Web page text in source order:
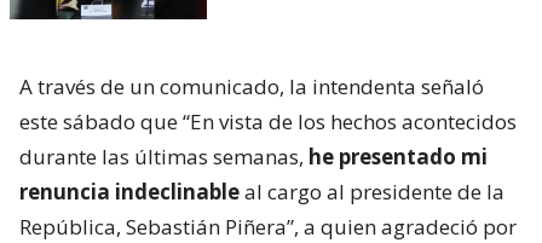
A través de un comunicado, la intendenta señaló
este sábado que “En vista de los hechos acontecidos
durante las últimas semanas, he presentado mi
renuncia indeclinableal cargo al presidente de la
República, Sebastián Piñera”, a quien agradeció por